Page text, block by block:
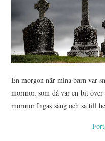
En morgon när mina barn var
mormor, som då var en bit
mormor Ingas säng och sa till